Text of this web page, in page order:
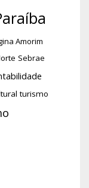
Amorim
Sebrae
turismo